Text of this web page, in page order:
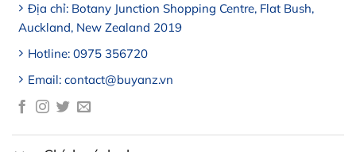
Địa chỉ: Botany Junction Shopping Centre, Flat Bush,
Auckland, New Zealand 2019
Hotline: 0975 356720
Email: contact@buyanz.vn